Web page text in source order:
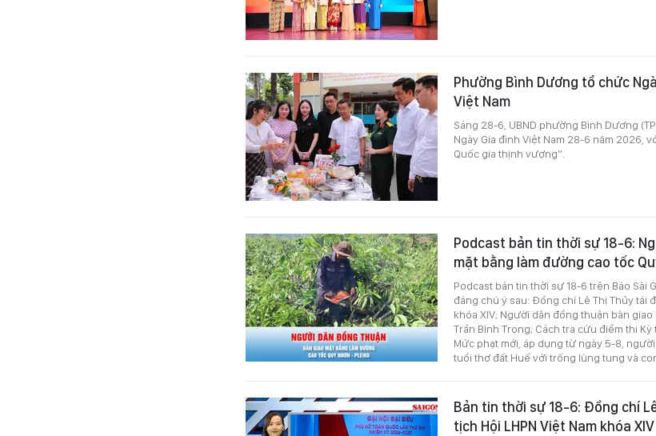
Phường Bình Dương tổ chức
Việt Nam
Sáng 28-6, UBND phường Bình Dương
Ngày Gia đình Việt Nam 28-6 năm 2026,
Quốc gia thịnh vượng”.
Podcast bản tin thời sự 18-6:
mặt bằng làm đường cao tốc
Podcast bản tin thời sự 18-6 trên Báo Sài
đáng chú ý sau: Đồng chí Lê Thị Thủy tái
khóa XIV; Người dân đồng thuận bàn
Trần Bình Trọng; Cách tra cứu điểm thi
Mức phạt mới, áp dụng từ ngày 5-8,
tuổi thơ đất Huế với trống lùng tung và
Bản tin thời sự 18-6: Đồng chí
tịch Hội LHPN Việt Nam khóa XIV